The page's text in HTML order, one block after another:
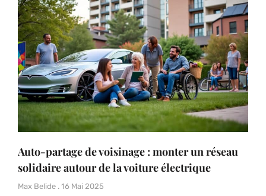
Auto-partage de voisinage : monter un réseau
solidaire autour de la voiture électrique
Max Belide 16 Mai 2025